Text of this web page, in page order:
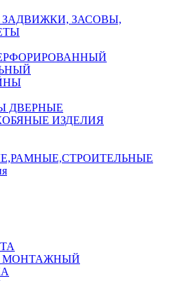
ЗАДВИЖКИ, ЗАСОВЫ,
ДВЕРНЫЕ
ИЗДЕЛИЯ
МОНТАЖНЫЙ